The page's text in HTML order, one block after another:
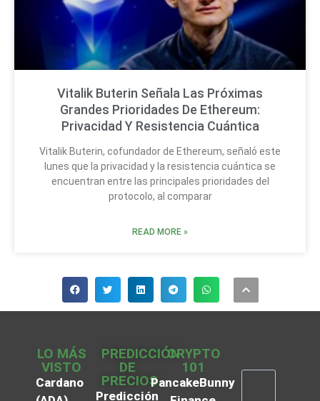
Vitalik Buterin Señala Las Próximas
Grandes Prioridades De Ethereum:
Privacidad Y Resistencia Cuántica
Vitalik Buterin, cofundador de Ethereum, señaló este
lunes que la privacidad y la resistencia cuántica se
encuentran entre las principales prioridades del
protocolo, al comparar
READ MORE »
LO MÁS
VISTO
Cardano
PREDICCIÓN
DE
PRECIOS
Predicción
CRYPTO
101
PancakeBunny